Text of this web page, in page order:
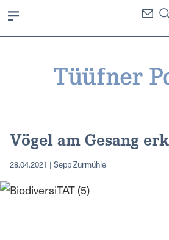
Vögel am Gesang
28.04.2021 | Sepp Zurmühle